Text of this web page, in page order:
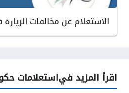
الاستعلام عن مخالفات
اقرأ المزيد فياستعلامات